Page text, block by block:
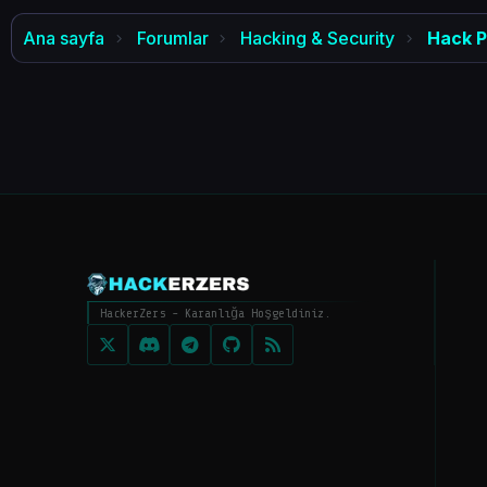
Ana sayfa Forumlar Hacking & Security Hack
HackerZers - Karanlığa Hoşgeldiniz.